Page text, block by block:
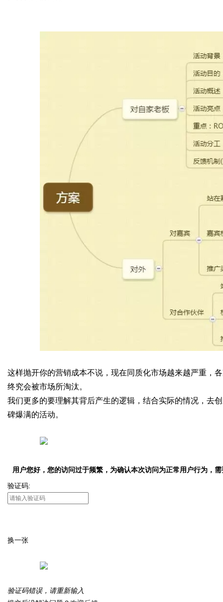
这样抛开你的营销成本不说，现在同质化市场越来越严重，
终究会被市场所淘汰。
我们更多的要理解其背后产生的逻辑，结合实际的情况，去
碑爆满的活动。
用户您好，您的访问过于频繁，为确认本次访问为正常用户行为，
验证码:
换一张
验证码错误，请重新输入